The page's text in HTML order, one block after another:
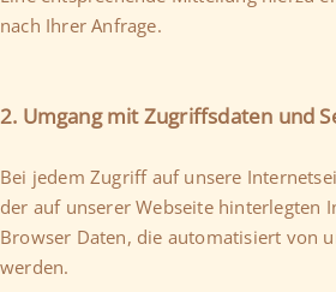
nach Ihrer Anfrage.
2. Umgang mit Zugriffsdaten und
Bei jedem Zugriff auf unsere
der auf unserer Webseite hinterlegten
Browser Daten, die automatisiert von
werden.